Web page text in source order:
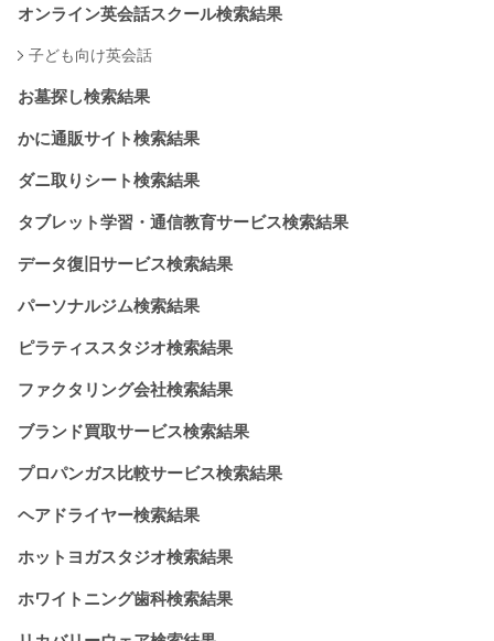
オンライン英会話スクール検索結果
子ども向け英会話
お墓探し検索結果
かに通販サイト検索結果
ダニ取りシート検索結果
タブレット学習・通信教育サービス検索結果
データ復旧サービス検索結果
パーソナルジム検索結果
ピラティススタジオ検索結果
ファクタリング会社検索結果
ブランド買取サービス検索結果
プロパンガス比較サービス検索結果
ヘアドライヤー検索結果
ホットヨガスタジオ検索結果
ホワイトニング歯科検索結果